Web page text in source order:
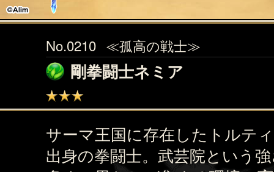
No.0210 ≪孤高の戦士≫
剛拳闘士ネミア
サーマ王国に存在したトルテ
出身の拳闘士。武芸院という